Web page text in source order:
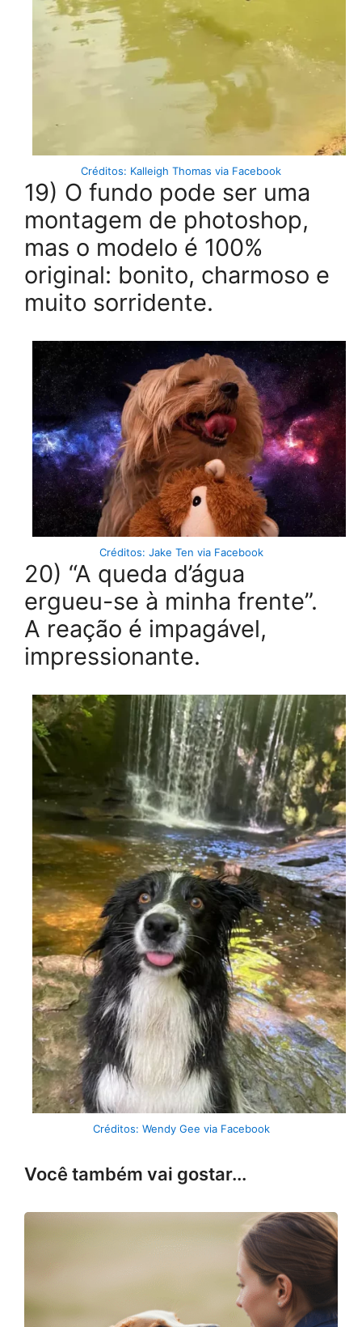
Créditos: Kalleigh Thomas via Facebook
19) O fundo pode ser uma
montagem de photoshop,
mas o modelo é 100%
original: bonito, charmoso e
muito sorridente.
Créditos: Jake Ten via Facebook
20) “A queda d’água
ergueu-se à minha frente”.
A reação é impagável,
impressionante.
Créditos: Wendy Gee via Facebook
Você também vai gostar...